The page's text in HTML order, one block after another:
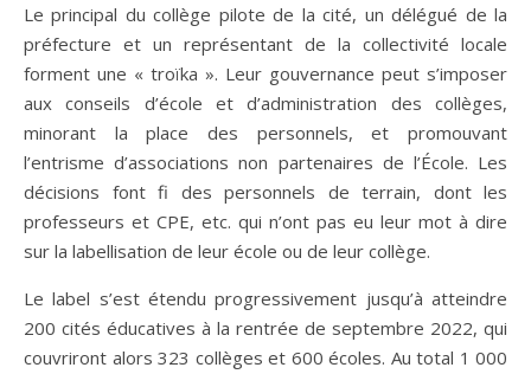
Le principal du collège pilote de la cité, un délégué de la
préfecture et un représentant de la collectivité locale
forment une « troïka ». Leur gouvernance peut s’imposer
aux conseils d’école et d’administration des collèges,
minorant la place des personnels, et promouvant
l’entrisme d’associations non partenaires de l’École. Les
décisions font fi des personnels de terrain, dont les
professeurs et CPE, etc. qui n’ont pas eu leur mot à dire
sur la labellisation de leur école ou de leur collège.
Le label s’est étendu progressivement jusqu’à atteindre
200 cités éducatives à la rentrée de septembre 2022, qui
couvriront alors 323 collèges et 600 écoles. Au total 1 000